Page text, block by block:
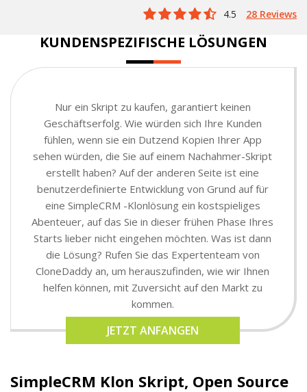
4.5 28 Reviews
KUNDENSPEZIFISCHE LÖSUNGEN
Nur ein Skript zu kaufen, garantiert keinen
Geschäftserfolg. Wie würden sich Ihre Kunden
fühlen, wenn sie ein Dutzend Kopien Ihrer App
sehen würden, die Sie auf einem Nachahmer-Skript
erstellt haben? Auf der anderen Seite ist eine
benutzerdefinierte Entwicklung von Grund auf für
eine SimpleCRM -Klonlösung ein kostspieliges
Abenteuer, auf das Sie in dieser frühen Phase Ihres
Starts lieber nicht eingehen möchten. Was ist dann
die Lösung? Rufen Sie das Expertenteam von
CloneDaddy an, um herauszufinden, wie wir Ihnen
helfen können, mit Zuversicht auf den Markt zu
kommen.
JETZT ANFANGEN
SimpleCRM Klon Skript, Open Source